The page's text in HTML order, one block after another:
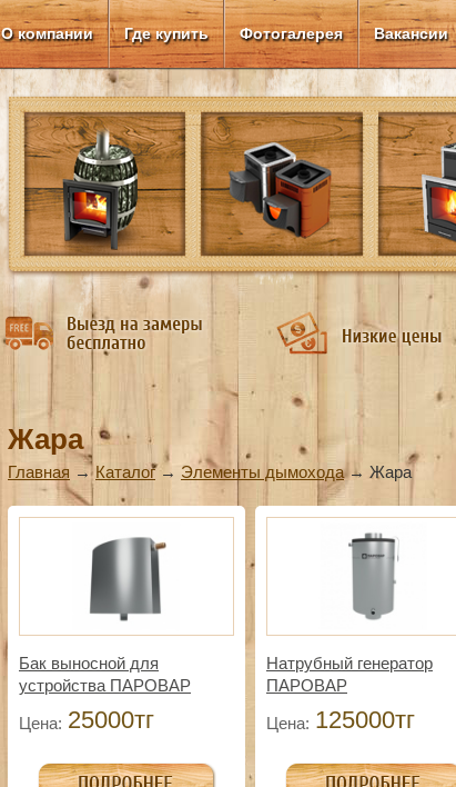
О компании Где купить Фотогалерея Вакансии
Жара
Вы здесь
Главная → Каталог → Элементы дымохода → Жара
Бак выносной для
устройства ПАРОВАР
Цена: 25000тг
Натрубный генератор
ПАРОВАР
Цена: 125000тг